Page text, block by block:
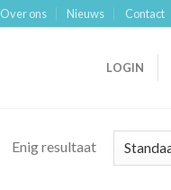
Over ons Nieuws Contact
LOGIN
Enig resultaat